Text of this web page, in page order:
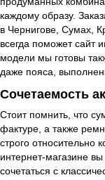
каждому образу.
в Чернигове, Сумах,
всегда поможет сайт
модели мы готовы
даже пояса,
Сочетаемость
Стоит помнить, что
фактуре, а также
строго относительно
интернет-магазине
сочетаться с